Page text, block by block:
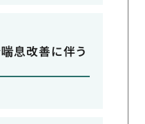
息改善に伴う